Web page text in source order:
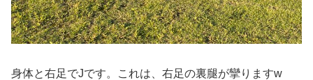
身体と右足でJです。これは、右足の裏腿が攣りますw